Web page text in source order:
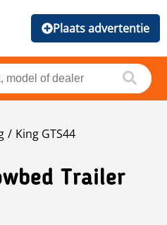
Plaats advertentie
King GTS44
Trailer